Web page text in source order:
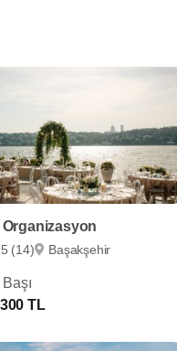
Organizasyon
(14) Başakşehir
300 TL